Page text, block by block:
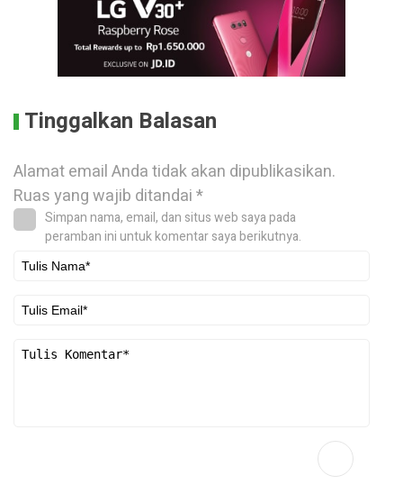
Tinggalkan Balasan
Alamat email Anda tidak akan dipublikasikan.
Ruas yang wajib ditandai*
Simpan nama, email, dan situs web saya pada
peramban ini untuk komentar saya berikutnya.